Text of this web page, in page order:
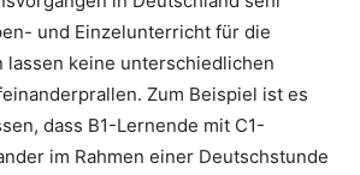
und Einzelunterricht für die
lassen keine unterschiedlichen
Zum Beispiel ist es
dass B1-Lernende mit C1-
im Rahmen einer Deutschstunde